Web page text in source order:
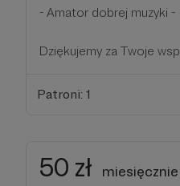
- Amator dobrej muzyki -
Dziękujemy za Twoje
Patroni: 1
50 zł miesięcznie